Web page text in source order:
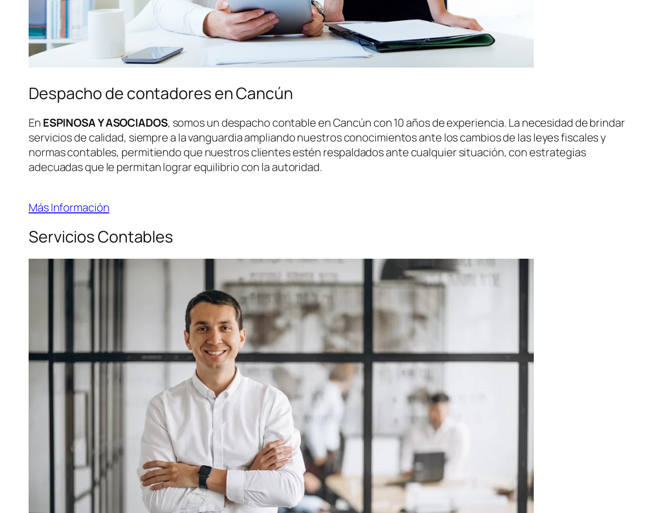
Despacho de contadores en Cancún
En ESPINOSA Y ASOCIADOS, somos un despacho contable en Cancún con 10 años de experiencia. La necesidad de brindar
servicios de calidad, siempre a la vanguardia ampliando nuestros conocimientos ante los cambios de las leyes fiscales y
normas contables, permitiendo que nuestros clientes estén respaldados ante cualquier situación, con estrategias
adecuadas que le permitan lograr equilibrio con la autoridad.
Más Información
Servicios Contables